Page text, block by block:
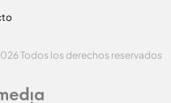
Todos los derechos reservados